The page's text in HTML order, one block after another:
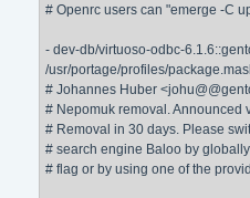
# Openrc users can "emerge -C
- dev-db/virtuoso-odbc-
/usr/portage/profiles/
# Johannes Huber
# Nepomuk removal. Announced
# Removal in 30 days. Please
# search engine Baloo by
# flag or by using one of the